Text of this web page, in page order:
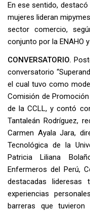
En ese sentido,
mujeres lideran
sector comercio,
conjunto por la ENAHO y
CONVERSATORIO.
conversatorio
el cual tuvo como
Comisión de Promoción
de la CCLL, y contó
Tantaleán Rodríguez,
Carmen Ayala Jara,
Tecnológica de la
Patricia Liliana
Enfermeros del Perú,
destacadas lideresas
experiencias
barreras que